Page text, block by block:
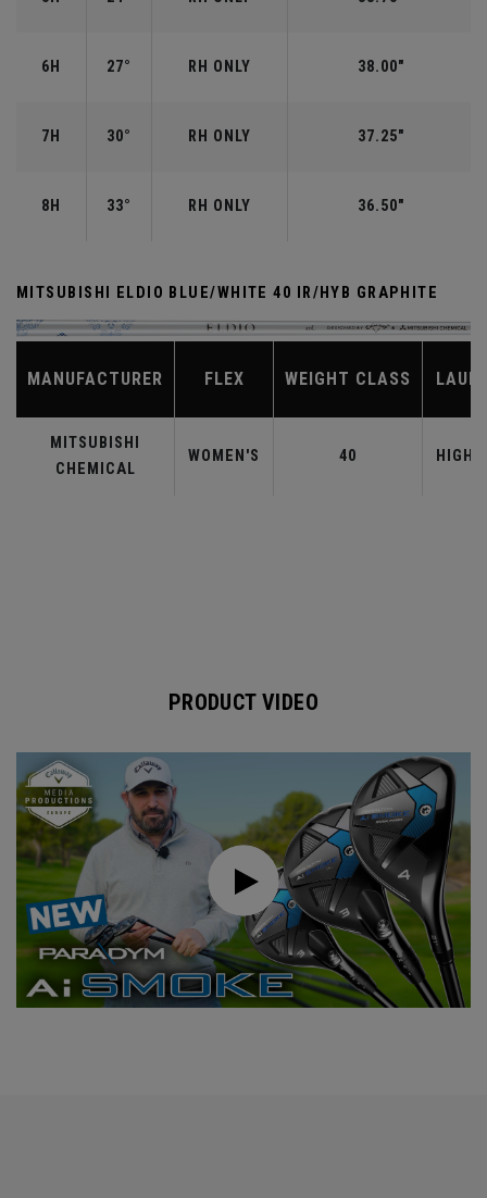
6H 27° RH ONLY 38.00"
7H 30° RH ONLY 37.25"
8H 33° RH ONLY 36.50"
MITSUBISHI ELDIO BLUE/WHITE 40 IR/HYB GRAPHITE
MANUFACTURER FLEX WEIGHT CLASS
MITSUBISHI
CHEMICAL
WOMEN'S 40
PRODUCT VIDEO